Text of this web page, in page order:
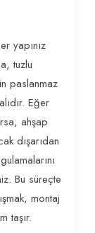
yapınız
tuzlu
paslanmaz
Eğer
ahşap
dışarıdan
Bu süreçte
montaj
taşır.